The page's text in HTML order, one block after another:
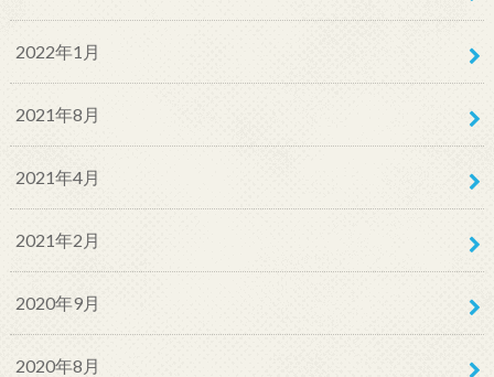
2022年1月
2021年8月
2021年4月
2021年2月
2020年9月
2020年8月